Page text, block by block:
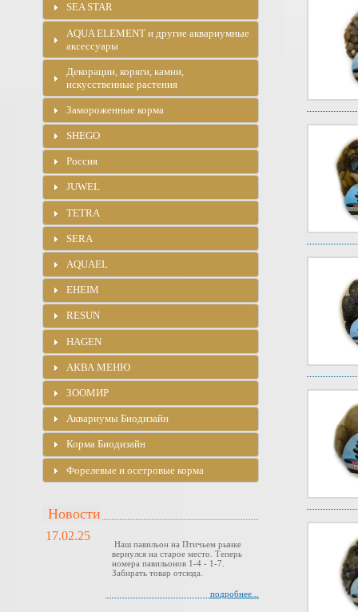
SEA STAR
AQUA ELEMENT и другие аквариумные
аксессуары
Декорации, коряги, камни,
искусственные растения
Замороженные корма
SHEGO
Россия
JUWEL
TETRA
SERA
AQUAEL
EHEIM
RESUN
HAGEN
АКВА МЕНЮ
ЗООМИР
Аквариумы Биодизайн
Корма Биодизайн
Форелевые и осетровые корма
Новости
17.02.25
Наш павильон на Птичьем рынке
вернулся на старое место. Теперь
номера павильонов 1-4 - 1-7.
Забирать товар отсюда.
подробнее...